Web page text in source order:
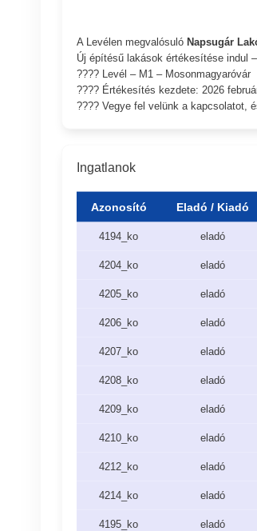
A Levélen megvalósuló Napsugár
Új építésű lakások értékesítése indul
???? Levél – M1 – Mosonmagyaróvár
???? Értékesítés kezdete: 2026
???? Vegye fel velünk a kapcsolatot,
Ingatlanok
Azonosító Eladó / Kiadó
4194_ko eladó
4204_ko eladó
4205_ko eladó
4206_ko eladó
4207_ko eladó
4208_ko eladó
4209_ko eladó
4210_ko eladó
4212_ko eladó
4214_ko eladó
4195_ko eladó